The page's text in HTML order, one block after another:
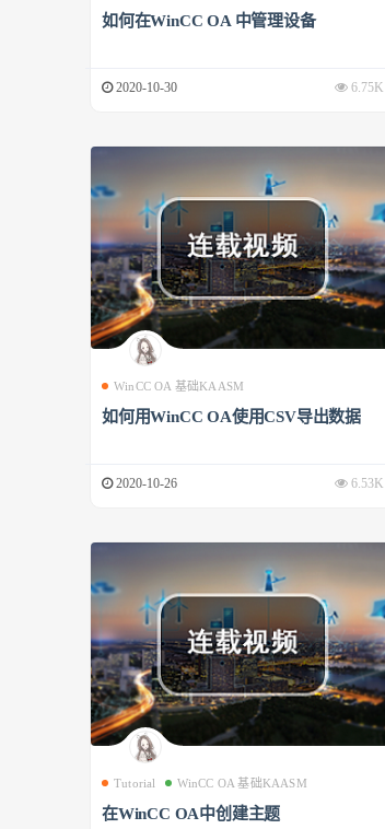
如何在WinCC OA 中管理设备
2020-10-30 6.75K
WinCC OA 基础KAASM
如何用WinCC OA使用CSV导出数据
2020-10-26 6.53K
Tutorial WinCC OA 基础KAASM
在WinCC OA中创建主题